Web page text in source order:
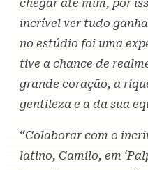
chegar até mim, por
incrível ver tudo
no estúdio foi uma
tive a chance de
grande coração, a
gentileza e a da sua
“Colaborar com o
latino, Camilo, em